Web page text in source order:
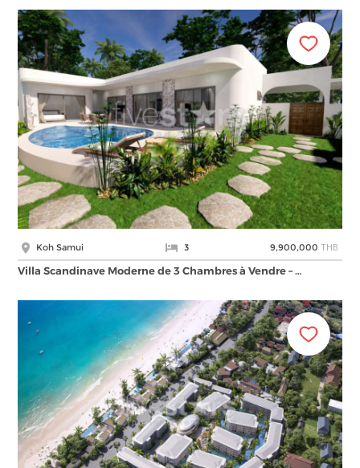
Koh Samui 3 9,900,000 THB
Villa Scandinave Moderne de 3 Chambres à Vendre – …